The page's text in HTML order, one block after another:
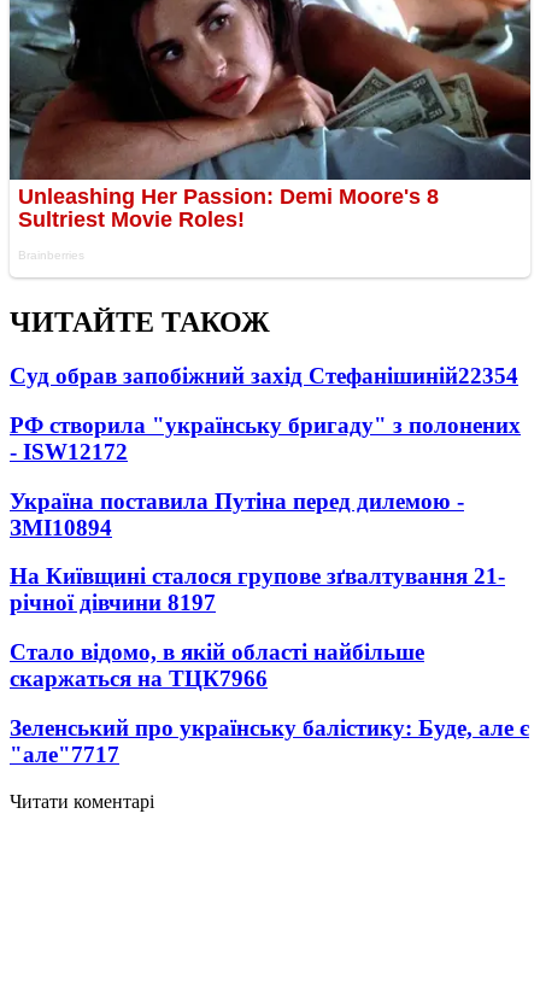
ЧИТАЙТЕ ТАКОЖ
Суд обрав запобіжний захід Стефанішиній22354
РФ створила "українську бригаду" з полонених
- ISW12172
Україна поставила Путіна перед дилемою -
ЗМІ10894
На Київщині сталося групове зґвалтування 21-
річної дівчини 8197
Стало відомо, в якій області найбільше
скаржаться на ТЦК7966
Зеленський про українську балістику: Буде, але є
"але"7717
Читати коментарі